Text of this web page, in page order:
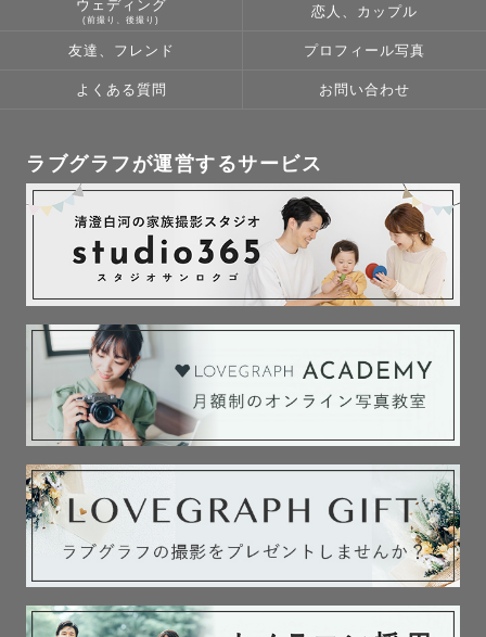
ウェディング
(前撮り、後撮り)
恋人、カップル
友達、フレンド プロフィール写真
よくある質問 お問い合わせ
ラブグラフが運営するサービス